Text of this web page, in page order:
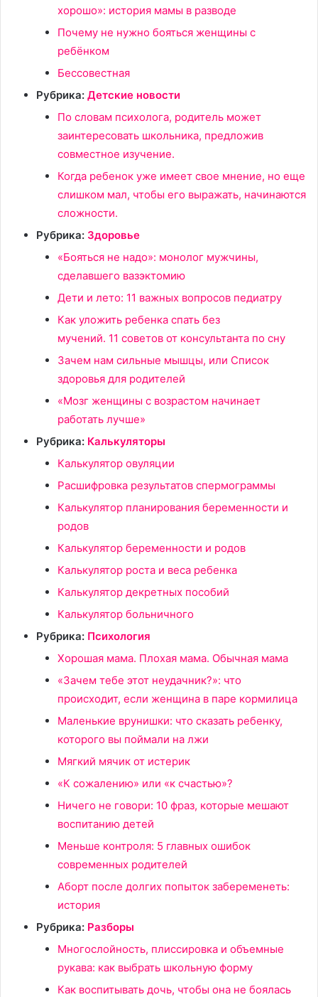
хорошо»: история мамы в разводе
Почему не нужно бояться женщины с
ребёнком
Бессовестная
Рубрика: Детские новости
По словам психолога, родитель может
заинтересовать школьника, предложив
совместное изучение.
Когда ребенок уже имеет свое мнение, но еще
слишком мал, чтобы его выражать, начинаются
сложности.
Рубрика: Здоровье
«Бояться не надо»: монолог мужчины,
сделавшего вазэктомию
Дети и лето: 11 важных вопросов педиатру
Как уложить ребенка спать без
мучений. 11 советов от консультанта по сну
Зачем нам сильные мышцы, или Список
здоровья для родителей
«Мозг женщины с возрастом начинает
работать лучше»
Рубрика: Калькуляторы
Калькулятор овуляции
Расшифровка результатов спермограммы
Калькулятор планирования беременности и
родов
Калькулятор беременности и родов
Калькулятор роста и веса ребенка
Калькулятор декретных пособий
Калькулятор больничного
Рубрика: Психология
Хорошая мама. Плохая мама. Обычная мама
«Зачем тебе этот неудачник?»: что
происходит, если женщина в паре кормилица
Маленькие врунишки: что сказать ребенку,
которого вы поймали на лжи
Мягкий мячик от истерик
«К сожалению» или «к счастью»?
Ничего не говори: 10 фраз, которые мешают
воспитанию детей
Меньше контроля: 5 главных ошибок
современных родителей
Аборт после долгих попыток забеременеть:
история
Рубрика: Разборы
Многослойность, плиссировка и объемные
рукава: как выбрать школьную форму
Как воспитывать дочь, чтобы она не боялась